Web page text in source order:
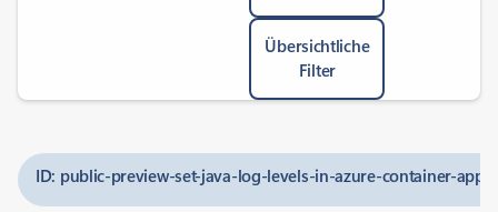
Übersichtliche
Filter
ID: public-preview-set-java-log-levels-in-azure-container-apps